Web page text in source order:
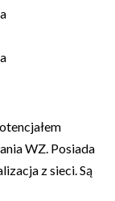
WZ. Posiada
z sieci. Są